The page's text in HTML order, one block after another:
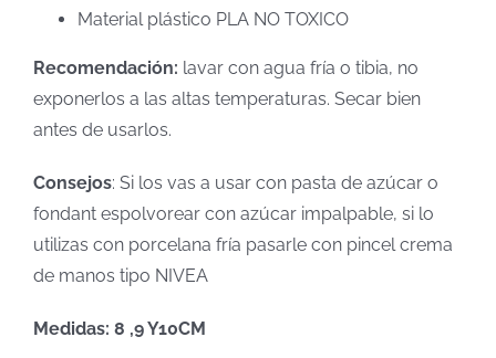
Material plástico PLA NO TOXICO
Recomendación: lavar con agua fría o tibia, no
exponerlos a las altas temperaturas. Secar bien
antes de usarlos.
Consejos: Si los vas a usar con pasta de azúcar o
fondant espolvorear con azúcar impalpable, si lo
utilizas con porcelana fría pasarle con pincel crema
de manos tipo NIVEA
Medidas: 8 ,9 Y10CM